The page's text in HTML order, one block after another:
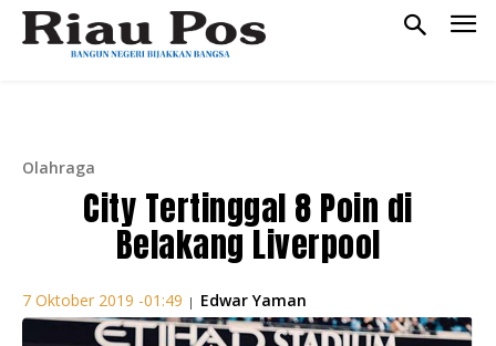
Olahraga
City Tertinggal 8 Poin di
Belakang Liverpool
7 Oktober 2019 -01:49 | Edwar Yaman